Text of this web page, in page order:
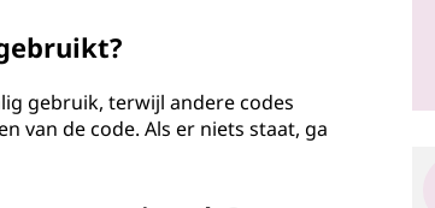
gebruik, terwijl andere codes
van de code. Als er niets staat, ga